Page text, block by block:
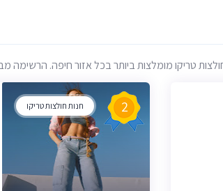
טריקו מומלצות ביותר בכל אזור חיפה. הרשימה
חנות חולצות טריקו 2